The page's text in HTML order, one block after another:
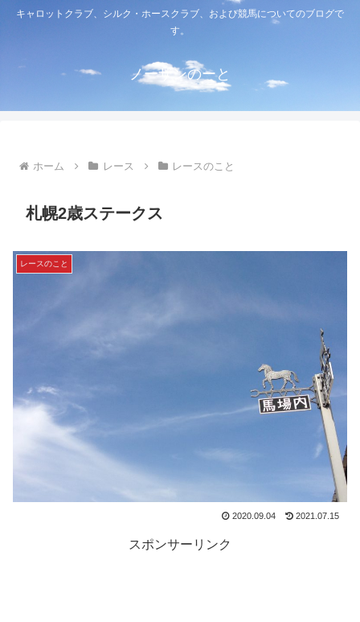
キャロットクラブ、シルク・ホースクラブ、および競馬についてのブログで
す。
ノーザンのーと
ホーム レース レースのこと
札幌2歳ステークス
レースのこと
2020.09.04 2021.07.15
スポンサーリンク